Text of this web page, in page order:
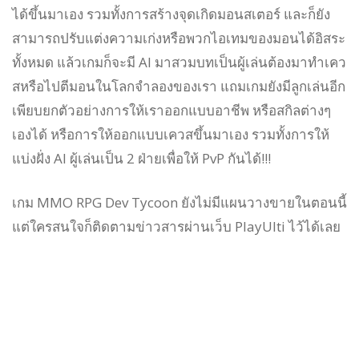
ได้ขึ้นมาเอง รวมทั้งการสร้างจุดเกิดมอนสเตอร์ และก็ยัง
สามารถปรับแต่งความเก่งหรือพวกไอเทมของมอนได้อิสระ
ทั้งหมด แล้วเกมก็จะมี AI มาสวมบทเป็นผู้เล่นต้องมาทำเคว
สหรือไปตีมอนในโลกจำลองของเรา แถมเกมยังมีลูกเล่นอีก
เพียบยกตัวอย่างการให้เราออกแบบอาชีพ หรือสกิลต่างๆ
เองได้ หรือการให้ออกแบบเควสขึ้นมาเอง รวมทั้งการให้
แบ่งฝั่ง AI ผู้เล่นเป็น 2 ฝ่ายเพื่อให้ PvP กันได้!!!
เกม MMO RPG Dev Tycoon ยังไม่มีแผนวางขายในตอนนี้
แต่ใครสนใจก็ติดตามข่าวสารผ่านเว็บ PlayUlti ไว้ได้เลย